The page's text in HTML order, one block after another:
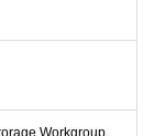
Workgroup